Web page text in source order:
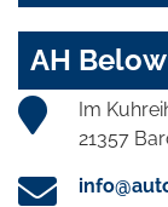
AH
Im
21357